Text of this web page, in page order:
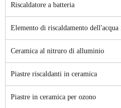
Riscaldatore a batteria
Elemento di riscaldamento dell'acqua
Ceramica al nitruro di alluminio
Piastre riscaldanti in ceramica
Piastre in ceramica per ozono